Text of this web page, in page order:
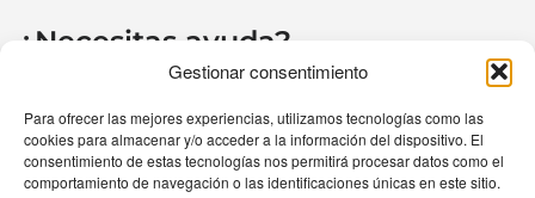
Gestionar consentimiento
Para ofrecer las mejores experiencias, utilizamos tecnologías como las
cookies para almacenar y/o acceder a la información del dispositivo. El
consentimiento de estas tecnologías nos permitirá procesar datos como el
comportamiento de navegación o las identificaciones únicas en este sitio.
¿Necesitas ayuda?